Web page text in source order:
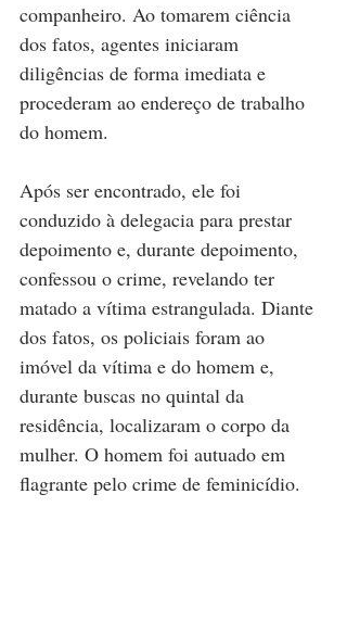
companheiro. Ao tomarem ciência
dos fatos, agentes iniciaram
diligências de forma imediata e
procederam ao endereço de trabalho
do homem.
Após ser encontrado, ele foi
conduzido à delegacia para prestar
depoimento e, durante depoimento,
confessou o crime, revelando ter
matado a vítima estrangulada. Diante
dos fatos, os policiais foram ao
imóvel da vítima e do homem e,
durante buscas no quintal da
residência, localizaram o corpo da
mulher. O homem foi autuado em
flagrante pelo crime de feminicídio.